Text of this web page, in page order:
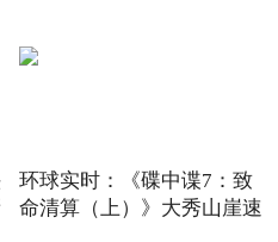
环球实时：《碟中谍7：致
命清算（上）》大秀山崖速